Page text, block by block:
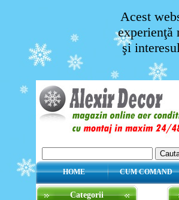
Acest
experienţă
şi
HOME CUM COMAND
Categorii